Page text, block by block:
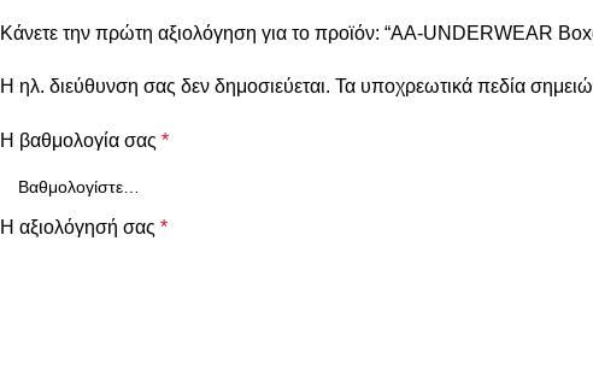
Κάνετε την πρώτη αξιολόγηση για το προϊόν: “AA-UNDERWEAR
Η ηλ. διεύθυνση σας δεν δημοσιεύεται. Τα υποχρεωτικά πεδία
Η βαθμολογία σας *
Η αξιολόγησή σας *